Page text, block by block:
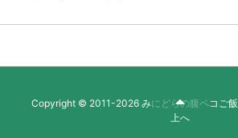
Copyright © 2011-2026 みにどらの腹ペコご飯
上へ